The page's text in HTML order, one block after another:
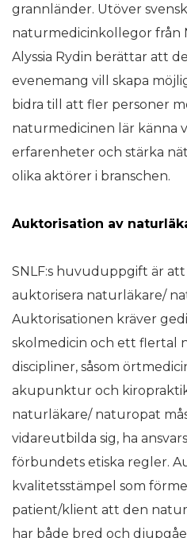
grannländer. Utöver
naturmedicinkollegor från
Alyssia Rydin berättar att
evenemang vill skapa
bidra till att fler personer
naturmedicinen lär känna
erfarenheter och stärka
olika aktörer i branschen.
Auktorisation av
SNLF:s huvuduppgift är att
auktorisera naturläkare/
Auktorisationen kräver
skolmedicin och ett flertal
discipliner, såsom
akupunktur och
naturläkare/ naturopat
vidareutbilda sig, ha
förbundets etiska regler.
kvalitetsstämpel som
patient/klient att den
har både bred och